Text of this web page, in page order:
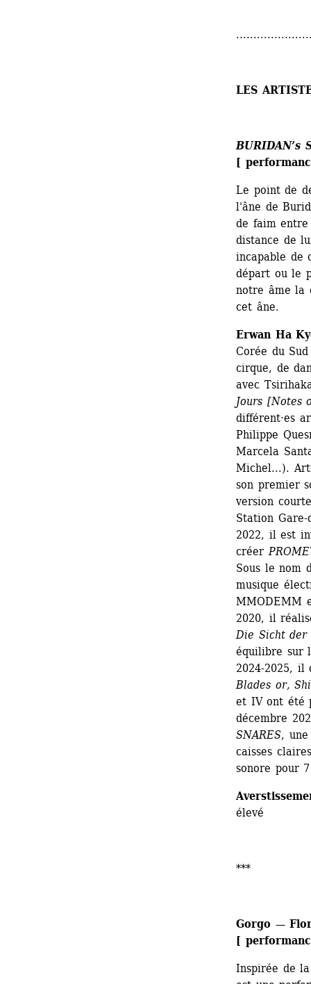
LES
BURIDAN’s
[
Le point de
l'âne de
de faim entre
distance de
incapable de
départ ou le
notre âme la
cet âne.
Erwan Ha
Corée du
cirque, de
avec
Jours [Notes
différent·es
Philippe
Marcela
Michel...).
son premier
version
Station
2022, il est
créer
Sous le nom
musique
MMODEMM
2020, il
Die Sicht der
équilibre sur
2024-2025, il
Blades or,
et IV ont été
décembre
SNARES, une
caisses
sonore pour
élevé
***
Gorgo —
[
Inspirée de